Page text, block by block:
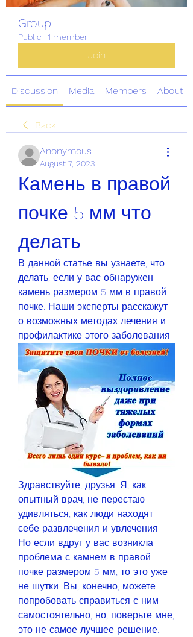
Group
Public · 1 member
Join
Discussion Media Members About
Back
Anonymous
August 7, 2023
Камень в правой
почке 5 мм что
делать
В данной статье вы узнаете, что
делать, если у вас обнаружен
камень размером 5 мм в правой
почке. Наши эксперты расскажут
о возможных методах лечения и
профилактике этого заболевания.
Здравствуйте, друзья! Я, как
опытный врач, не перестаю
удивляться, как люди находят
себе развлечения и увлечения.
Но если вдруг у вас возникла
проблема с камнем в правой
почке размером 5 мм, то это уже
не шутки. Вы, конечно, можете
попробовать справиться с ним
самостоятельно, но, поверьте мне,
это не самое лучшее решение.